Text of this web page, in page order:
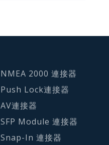
NMEA 2000 連接器
Push Lock連接器
AV連接器
SFP Module 連接器
Snap-In 連接器